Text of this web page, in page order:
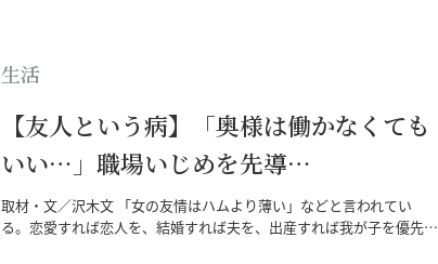
生活
【友人という病】「奥様は働かなくても
いい…」職場いじめを先導…
取材・文／沢木文 「女の友情はハムより薄い」などと言われてい
る。恋愛すれば恋人を、結婚すれば夫を、出産すれば我が子を優先…